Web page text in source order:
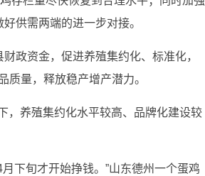
供需两端的进一步对接。
政资金，促进养殖集约化、标准化，
质量，释放稳产增产潜力。
，养殖集约化水平较高、品牌化建设较
下旬才开始挣钱。”山东德州一个蛋鸡